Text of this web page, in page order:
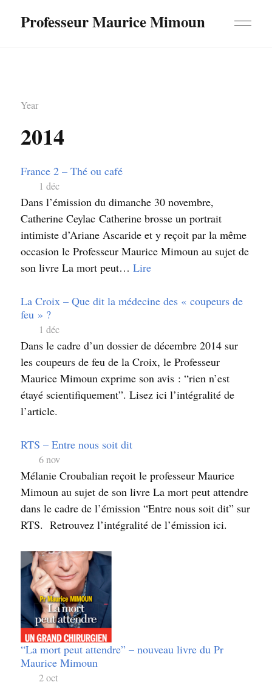
Professeur Maurice Mimoun
Year
2014
France 2 – Thé ou café
1 déc
Dans l’émission du dimanche 30 novembre,
Catherine Ceylac Catherine brosse un portrait
intimiste d’Ariane Ascaride et y reçoit par la même
occasion le Professeur Maurice Mimoun au sujet de
son livre La mort peut… Lire
La Croix – Que dit la médecine des « coupeurs de
feu » ?
1 déc
Dans le cadre d’un dossier de décembre 2014 sur
les coupeurs de feu de la Croix, le Professeur
Maurice Mimoun exprime son avis : “rien n’est
étayé scientifiquement”. Lisez ici l’intégralité de
l’article.
RTS – Entre nous soit dit
6 nov
Mélanie Croubalian reçoit le professeur Maurice
Mimoun au sujet de son livre La mort peut attendre
dans le cadre de l’émission “Entre nous soit dit” sur
RTS. Retrouvez l’intégralité de l’émission ici.
“La mort peut attendre” – nouveau livre du Pr
Maurice Mimoun
2 oct